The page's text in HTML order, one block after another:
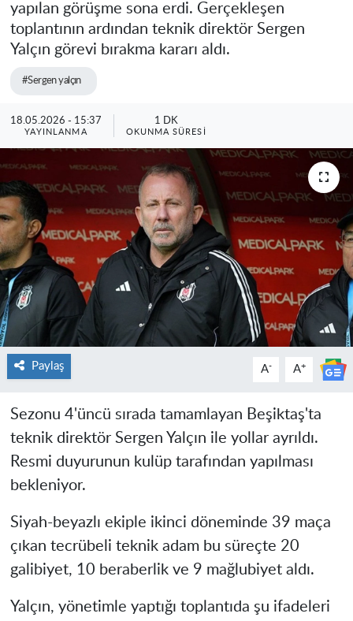
yapılan görüşme sona erdi. Gerçekleşen
toplantının ardından teknik direktör Sergen
Yalçın görevi bırakma kararı aldı.
#Sergen yalçın
18.05.2026 - 15:37
YAYINLANMA
1 DK
OKUNMA SÜRESI
Paylaş A- A+
Sezonu 4'üncü sırada tamamlayan Beşiktaş'ta
teknik direktör Sergen Yalçın ile yollar ayrıldı.
Resmi duyurunun kulüp tarafından yapılması
bekleniyor.
Siyah-beyazlı ekiple ikinci döneminde 39 maça
çıkan tecrübeli teknik adam bu süreçte 20
galibiyet, 10 beraberlik ve 9 mağlubiyet aldı.
Yalçın, yönetimle yaptığı toplantıda şu ifadeleri
Soma
Son Dakika Haberleri